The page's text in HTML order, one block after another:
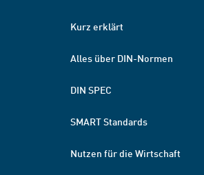
Kurz erklärt
Alles über DIN-Normen
DIN SPEC
SMART Standards
Nutzen für die Wirtschaft